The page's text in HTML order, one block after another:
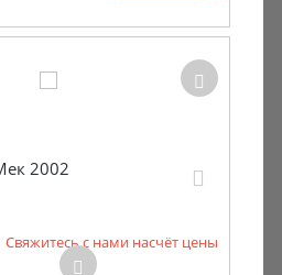
2002
Свяжитесь с нами насчёт цены